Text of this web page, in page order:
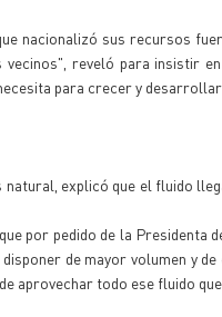
nacionalizó sus recursos
reveló para insistir
para crecer y
explicó que el fluido
por pedido de la Presidenta
de mayor volumen y
aprovechar todo ese fluido